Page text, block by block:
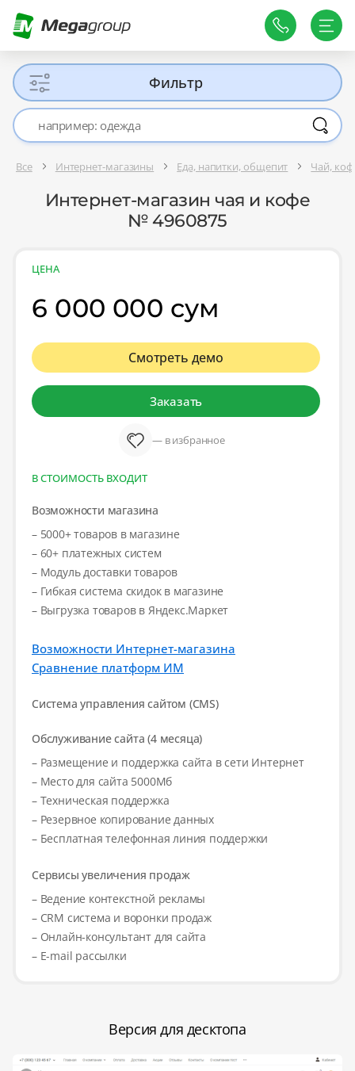
Фильтр
Все Интернет-магазины Еда, напитки, общепит Чай,
Интернет-магазин чая и кофе
№ 4960875
ЦЕНА
6 000 000 сум
Смотреть демо
Заказать
— в избранное
В СТОИМОСТЬ ВХОДИТ
Возможности магазина
– 5000+ товаров в магазине
– 60+ платежных систем
– Модуль доставки товаров
– Гибкая система скидок в магазине
– Выгрузка товаров в Яндекс.Маркет
Возможности Интернет-магазина
Сравнение платформ ИМ
Система управления сайтом (CMS)
Обслуживание сайта (4 месяца)
– Размещение и поддержка сайта в сети Интернет
– Место для сайта 5000Мб
– Техническая поддержка
– Резервное копирование данных
– Бесплатная телефонная линия поддержки
Сервисы увеличения продаж
– Ведение контекстной рекламы
– CRM система и воронки продаж
– Онлайн-консультант для сайта
– E-mail рассылки
Версия для десктопа